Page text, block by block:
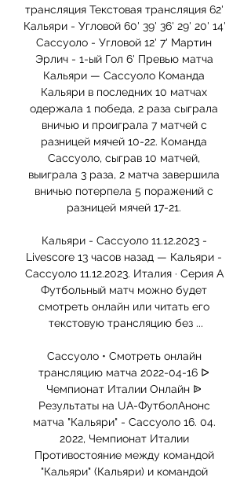
трансляция Текстовая трансляция 62'
Кальяри - Угловой 60' 39' 36' 29' 20' 14'
Сассуоло - Угловой 12' 7' Мартин
Эрлич - 1-ый Гол 6' Превью матча
Кальяри — Сассуоло Команда
Кальяри в последних 10 матчах
одержала 1 победа, 2 раза сыграла
вничью и проиграла 7 матчей с
разницей мячей 10-22. Команда
Сассуоло, сыграв 10 матчей,
выиграла 3 раза, 2 матча завершила
вничью потерпела 5 поражений с
разницей мячей 17-21.
Кальяри - Сассуоло 11.12.2023 -
Livescore 13 часов назад — Кальяри -
Сассуоло 11.12.2023. Италия · Серия А
Футбольный матч можно будет
смотреть онлайн или читать его
текстовую трансляцию без ...
Сассуоло • Смотреть онлайн
трансляцию матча 2022-04-16 ᐅ
Чемпионат Италии Онлайн ᐉ
Результаты на UA-ФутболАнонс
матча "Кальяри" - Сассуоло 16. 04.
2022, Чемпионат Италии
Противостояние между командой
"Кальяри" (Кальяри) и командой